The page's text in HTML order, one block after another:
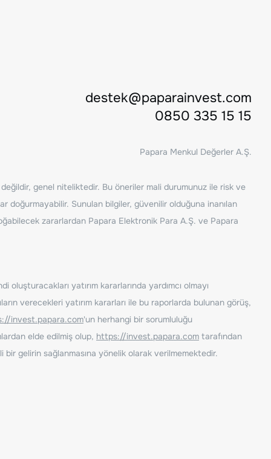
destek@paparainvest.com
0850 335 15 15
Papara Menkul Değerler A.Ş.
değildir, genel niteliktedir. Bu öneriler mali durumunuz ile risk ve
doğurmayabilir. Sunulan bilgiler, güvenilir olduğuna inanılan
zararlardan Papara Elektronik Para A.Ş. ve Papara
yatırım kararlarında yardımcı olmayı
verecekleri yatırım kararları ile bu raporlarda bulunan görüş,
invest.papara.com'un herhangi bir sorumluluğu
elde edilmiş olup, https://invest.papara.com tarafından
bir gelirin sağlanmasına yönelik olarak verilmemektedir.